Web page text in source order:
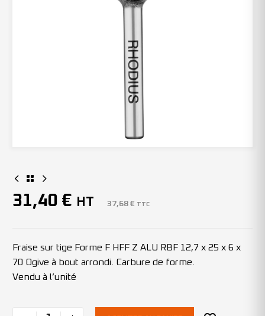
31,40 € HT 37,68 € TTC
Fraise sur tige Forme F HFF Z ALU RBF 12,7 x 25 x 6 x
70 Ogive à bout arrondi. Carbure de forme.
Vendu à l’unité